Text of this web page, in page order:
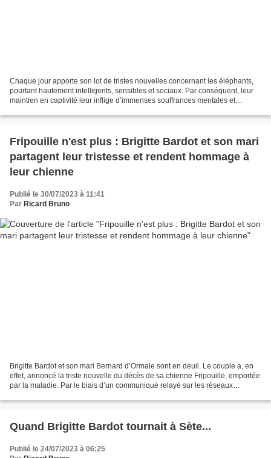
Chaque jour apporte son lot de tristes nouvelles concernant les éléphants,
pourtant hautement intelligents, sensibles et sociaux. Par conséquent, leur
maintien en captivité leur inflige d’immenses souffrances mentales et
Fripouille n'est plus : Brigitte Bardot et son mari
partagent leur tristesse et rendent hommage à
leur chienne
Publié le 30/07/2023 à 11:41
Par Ricard Bruno
Brigitte Bardot et son mari Bernard d’Ormale sont en deuil. Le couple a, en
effet, annoncé la triste nouvelle du décès de sa chienne Fripouille, emportée
par la maladie. Par le biais d’un communiqué relayé sur les réseaux
Quand Brigitte Bardot tournait à Sète...
Publié le 24/07/2023 à 06:25